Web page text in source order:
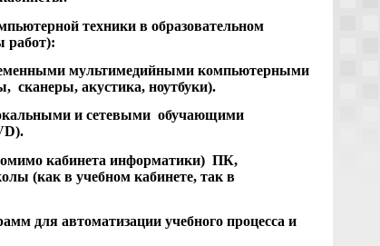
техники в образовательном
работ):
мультимедийными компьютерными
сканеры, акустика, ноутбуки).
и сетевыми обучающими
кабинета информатики) ПК,
(как в учебном кабинете, так в
для автоматизации учебного процесса и